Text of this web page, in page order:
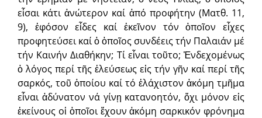
εἶσαι κάτι ἀνώτερον καί ἀπό προφήτην (Ματθ. 11,
9), ἐφόσον εἶδες καί ἐκεῖνον τόν ὁποῖον εἶχες
προφητεύσει καί ὁ ὁποῖος συνδέεις τήν Παλαιάν μέ
τήν Καινήν Διαθήκην; Τί εἶναι τοῦτο; Ἐνδεχομένως
ὁ λόγος περί τῆς ἐλεύσεως εἰς τήν γῆν καί περί τῆς
σαρκός, τοῦ ὁποίου καί τό ἐλάχιστον ἀκόμη τμῆμα
εἶναι ἀδύνατον νά γίνῃ κατανοητόν, ὄχι μόνον εἰς
ἐκείνους οἱ ὁποῖοι ἔχουν ἀκόμη σαρκικόν φρόνημα